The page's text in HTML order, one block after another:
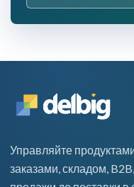
Управляйте
заказами, складом,